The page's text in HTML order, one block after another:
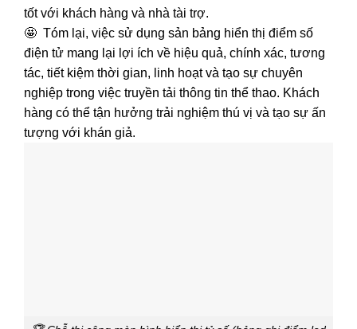
tốt với khách hàng và nhà tài trợ.
🤩 Tóm lại, việc sử dụng sản bảng hiển thị điểm số
điện tử mang lại lợi ích về hiệu quả, chính xác, tương
tác, tiết kiệm thời gian, linh hoạt và tạo sự chuyên
nghiệp trong việc truyền tải thông tin thể thao. Khách
hàng có thể tận hưởng trải nghiệm thú vị và tạo sự ấn
tượng với khán giả.